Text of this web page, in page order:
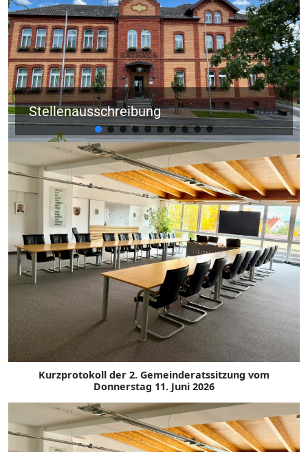
Stellenausschreibung
Kurzprotokoll der 2. Gemeinderatssitzung vom
Donnerstag 11. Juni 2026